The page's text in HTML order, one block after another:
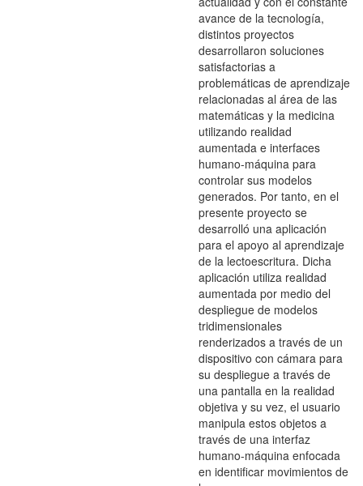
avance de la tecnología,
distintos proyectos
desarrollaron soluciones
satisfactorias a
problemáticas de aprendizaje
relacionadas al área de las
matemáticas y la medicina
utilizando realidad
aumentada e interfaces
humano-máquina para
controlar sus modelos
generados. Por tanto, en el
presente proyecto se
desarrolló una aplicación
para el apoyo al aprendizaje
de la lectoescritura. Dicha
aplicación utiliza realidad
aumentada por medio del
despliegue de modelos
tridimensionales
renderizados a través de un
dispositivo con cámara para
su despliegue a través de
una pantalla en la realidad
objetiva y su vez, el usuario
manipula estos objetos a
través de una interfaz
humano-máquina enfocada
en identificar movimientos de